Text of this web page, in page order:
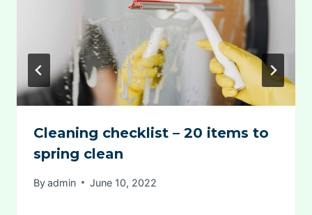
Cleaning checklist – 20 items to
spring clean
Byadmin June 10, 2022